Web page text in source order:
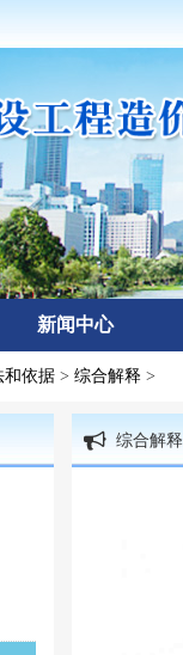
新闻中心
和依据 > 综合解释 >
综合解释